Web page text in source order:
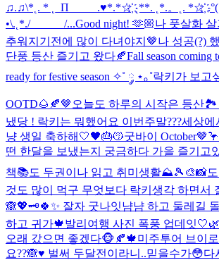
♫.♫\*˛. * ˛_Π_____.♥*.*☆҉ ˛**. ˛*.。˛. *☆҉ .°(
•\.˛*./______/...Good night! 🫶🏼나 풋살화
추워지기전에 많이 다녀야지🤎나 성공(?)
단풍 등산 즐기고 왔다🍂Fall season coming
ready for festive season ✧˚ ༘ ⋆｡˚락키가 보고
OOTD🌰🍂🤎 오늘도 하루의 시작은 등산🏞️
냈당 ! 락키는 뭐했어요 이번주말???세상에
냥 생일 축하해🤍🖤🎂😽굿바이
떤 한달을 보냈는지 궁금하다 가을 즐기고
책📚도 두권이나 읽고 취미생활⛰️🎾🎨📸
것도 많이 먹구 무엇보다 락키생각 하면서
🙈💖🗝️🍀✨ 잘자 굿나잇냠냠 하고 둘레길
하고 귀가🍁발리여행 사진 폭풍 업데잇🤍🌿
오래 갔으면 좋겠다🐵🍂🍁미주투어 브이
요??🙈♥️ 벌써 두달전이라니..믿을수가😳